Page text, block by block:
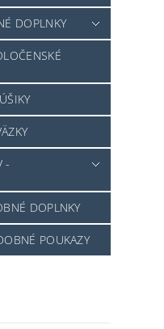
DOPLNKY
-
DOPLNKY
POUKAZY